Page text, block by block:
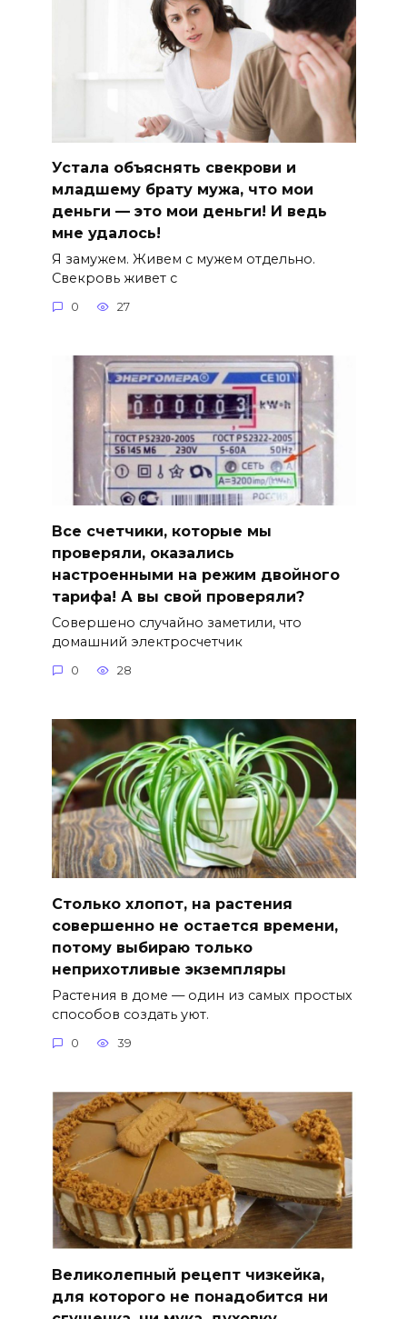
Устала объяснять свекрови и
младшему брату мужа, что мои
деньги — это мои деньги! И ведь
мне удалось!
Я замужем. Живем с мужем отдельно.
Свекровь живет с
0 27
Все счетчики, которые мы
проверяли, оказались
настроенными на режим двойного
тарифа! А вы свой проверяли?
Совершено случайно заметили, что
домашний электросчетчик
0 28
Столько хлопот, на растения
совершенно не остается времени,
потому выбираю только
неприхотливые экземпляры
Растения в доме — один из самых простых
способов создать уют.
0 39
Великолепный рецепт чизкейка,
для которого не понадобится ни